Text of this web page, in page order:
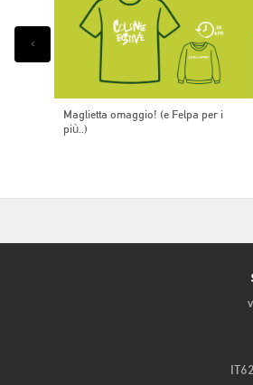
‹
Maglietta omaggio! (e Felpa per i
più..)